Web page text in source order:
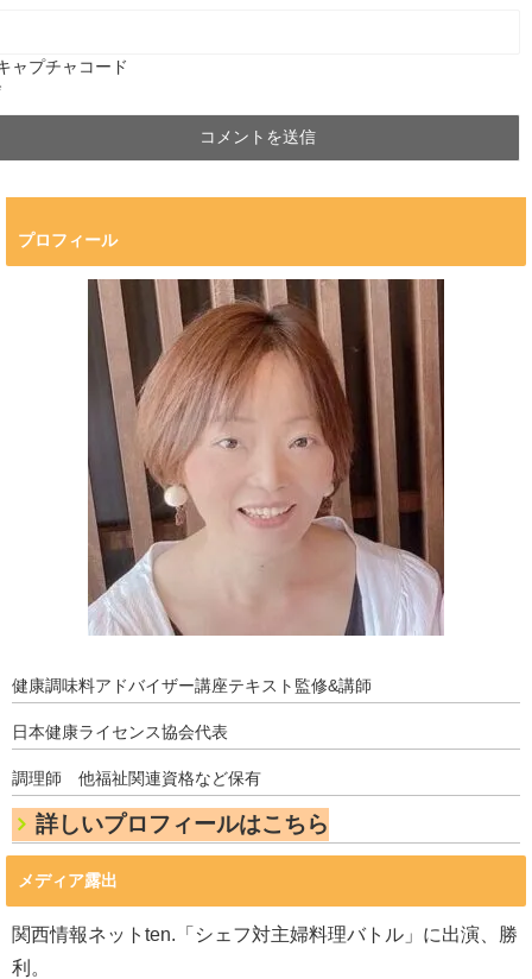
ャプチャコード
プロフィール
健康調味料アドバイザー講座テキスト監修&講師
日本健康ライセンス協会代表
調理師 他福祉関連資格など保有
詳しいプロフィールはこちら
メディア露出
関西情報ネットten.「シェフ対主婦料理バトル」に出演、勝
利。